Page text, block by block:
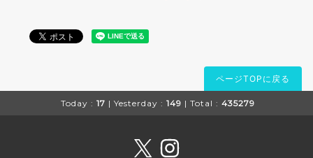
ページTOPに戻る
Today : 17 | Yesterday : 149 | Total : 435279